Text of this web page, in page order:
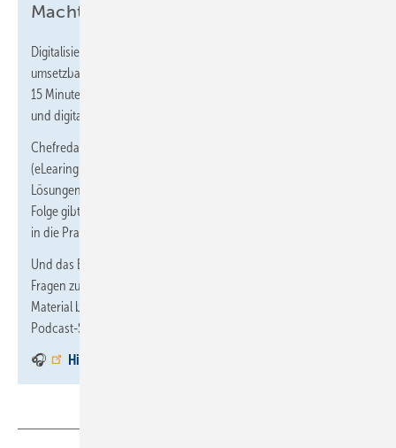
Macht kurze Prozesse“
Digitalisierung im Handwerk – verständlich, praxisnah und direkt
umsetzbar. In unserem Podcast erklären wir jeden Freitag in rund
15 Minuten, wie Handwerksbetriebe ihre Prozesse optimieren
und digital besser aufstellen können.
Chefredakteur Dennis Jäger (SBZ) und Martin Sommer
(eLearingPlus & digi professionals GmbH) stellen spannende
Lösungen vor, geben konkrete Tipps und am Ende einer jeder
Folge gibt es eine kleine „Hausaufgabe“, damit das Gehörte direkt
in die Praxis übertragen werden kann.
Und das Beste: In unserem WhatsApp-Kanal beantworten wir
Fragen zu den behandelten Themen und stellen ergänzende
Material bereit. Den Link zum WhatsApp-Kanal gibts auf der
Podcast-Seite (nach unten scrollen).
🎧 Hier gehts zum Podcast